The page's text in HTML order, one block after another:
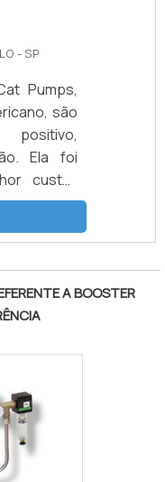
- SP
Pumps,
são
positivo,
Ela foi
custo-
a
de
tolerância.
a bomba
tendo
vazões
A BOOSTER